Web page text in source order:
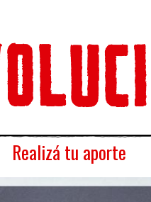
Realizá tu aporte